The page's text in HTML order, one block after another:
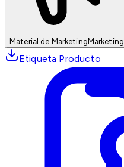
Material de MarketingMarketing
Etiqueta Producto